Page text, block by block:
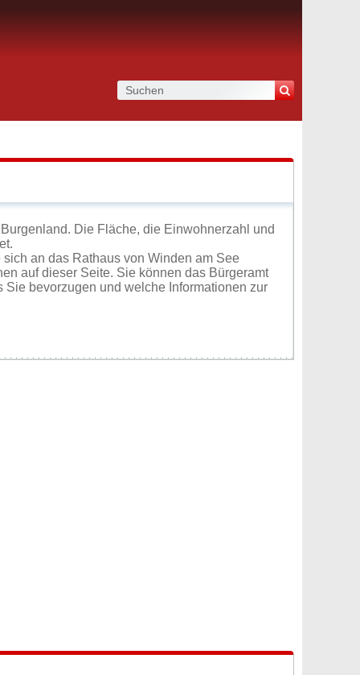
Die Fläche, die Einwohnerzahl und
an das Rathaus von Winden am See
auf dieser Seite. Sie können das Bürgeramt
bevorzugen und welche Informationen zur